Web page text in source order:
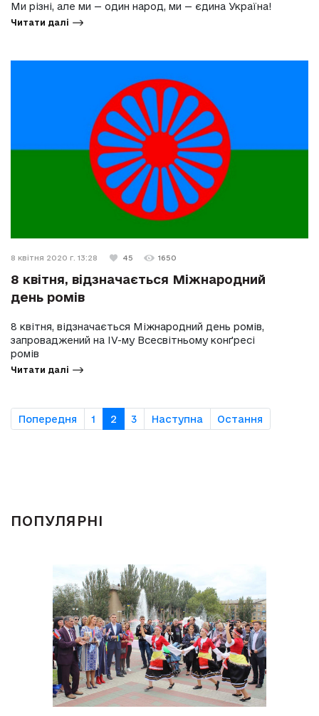
Ми різні, але ми — один народ, ми — єдина Україна!
Читати далі
8 квітня 2020 г. 13:28 45 1650
8 квітня, відзначається Міжнародний
день ромів
8 квітня, відзначається Міжнародний день ромів,
запроваджений на IV-му Всесвітньому конґресі
ромів
Читати далі
Попередня 1 2 3 Наступна Остання
ПОПУЛЯРНІ